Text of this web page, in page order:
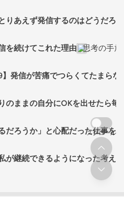
りあえず発信するのはどうだろう
を続けてこれた理由 思考の手
】発信が苦痛でつらくてたまらな
のままの自分にOKを出せたら毎
だろうか」と心配だった仕事を
が継続できるようになった考え
スクロール